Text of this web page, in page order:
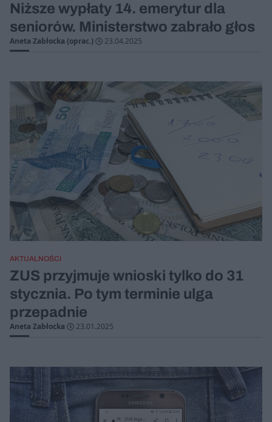
Niższe wypłaty 14. emerytur dla
seniorów. Ministerstwo zabrało głos
Aneta Zabłocka (oprac.) 23.04.2025
AKTUALNOŚCI
ZUS przyjmuje wnioski tylko do 31
stycznia. Po tym terminie ulga
przepadnie
Aneta Zabłocka 23.01.2025